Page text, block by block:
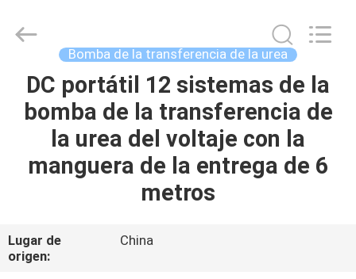
HOGAR
PRODUCTOS
VÍDEOS
SOBRE
NOSOTROS
Reserved.
Bomba de la transferencia de la urea
DC portátil 12 sistemas de la
bomba de la transferencia de
la urea del voltaje con la
manguera de la entrega de 6
metros
Lugar de
origen:
China